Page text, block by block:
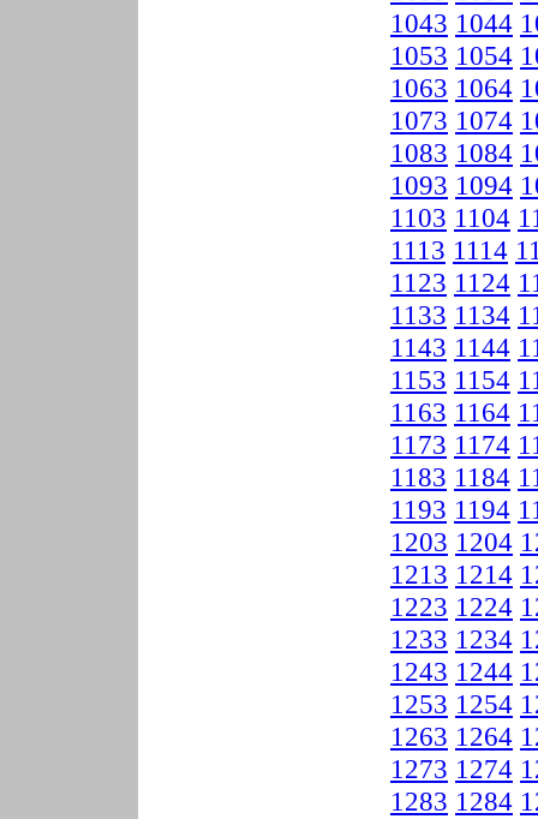
1043 1044
1053 1054
1063 1064
1073 1074
1083 1084
1093 1094
1103 1104
1113 1114
1123 1124
1133 1134
1143 1144
1153 1154
1163 1164
1173 1174
1183 1184
1193 1194
1203 1204
1213 1214
1223 1224
1233 1234
1243 1244
1253 1254
1263 1264
1273 1274
1283 1284